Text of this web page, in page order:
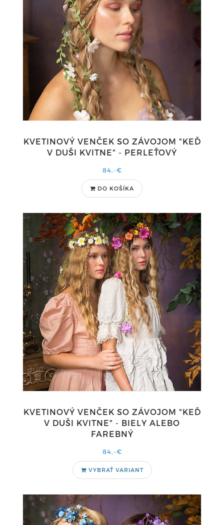
KVETINOVÝ VENČEK SO ZÁVOJOM "KEĎ
V DUŠI KVITNE" - PERLEŤOVÝ
84,-€
DO KOŠÍKA
KVETINOVÝ VENČEK SO ZÁVOJOM "KEĎ
V DUŠI KVITNE" - BIELY ALEBO
FAREBNÝ
84,-€
VYBRAŤ VARIANT